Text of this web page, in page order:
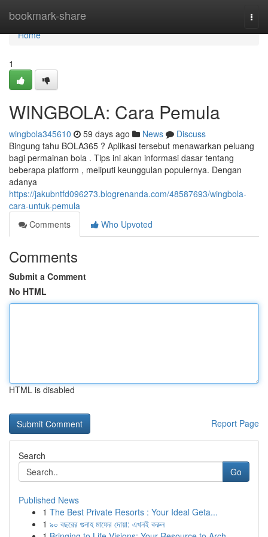
bookmark-share
Home
Home
1
WINGBOLA: Cara Pemula
wingbola345610 59 days ago News
Discuss
Bingung tahu BOLA365 ? Aplikasi tersebut menawarkan peluang
bagi permainan bola . Tips ini akan informasi dasar tentang
beberapa platform , meliputi keunggulan populernya. Dengan
adanya
https://jakubntfd096273.blogrenanda.com/48587693/wingbola-
cara-untuk-pemula
Comments
Who Upvoted
Comments
Submit a Comment
No HTML
HTML is disabled
Report Page
Search
Go
Published News
1 The Best Private Resorts : Your Ideal Geta...
1 ৯০ বছরের গুনাহ মাফের দোয়া: এখনই করুন